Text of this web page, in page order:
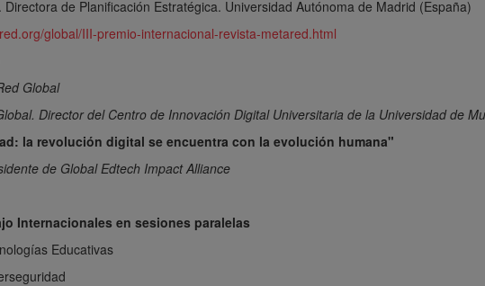
Directora de Planificación Estratégica. Universidad Autónoma de Madrid (España)
global/III-premio-internacional-revista-metared.html
Global
Director del Centro de Innovación Digital Universitaria de la Universidad de
la revolución digital se encuentra con la evolución humana"
de Global Edtech Impact Alliance
Internacionales en sesiones paralelas
Educativas